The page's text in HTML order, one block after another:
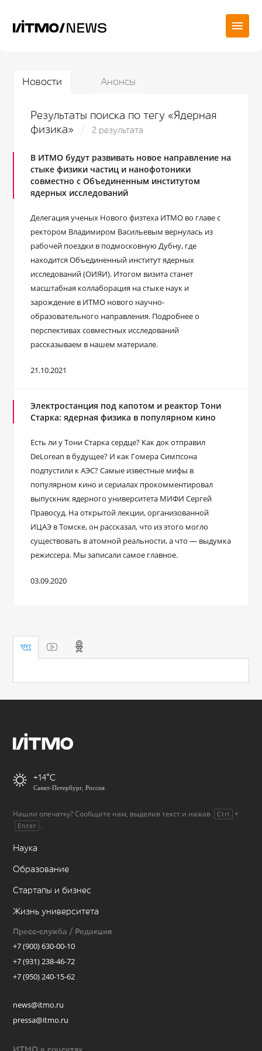
Новости Анонсы
Результаты поиска по тегу «Ядерная
физика»
2 результата
В ИТМО будут развивать новое направление на
стыке физики частиц и нанофотоники
совместно с Объединенным институтом
ядерных исследований
Делегация ученых Нового физтеха ИТМО во главе с
ректором Владимиром Васильевым вернулась из
рабочей поездки в подмосковную Дубну, где
находится Объединенный институт ядерных
исследований (ОИЯИ). Итогом визита станет
масштабная коллаборация на стыке наук и
зарождение в ИТМО нового научно-
образовательного направления. Подробнее о
перспективах совместных исследований
рассказываем в нашем материале.
21.10.2021
Электростанция под капотом и реактор Тони
Старка: ядерная физика в популярном кино
Есть ли у Тони Старка сердце? Как док отправил
DeLorean в будущее? И как Гомера Симпсона
подпустили к АЭС? Самые известные мифы в
популярном кино и сериалах прокомментировал
выпускник ядерного университета МИФИ Сергей
Правосуд. На открытой лекции, организованной
ИЦАЭ в Томске, он рассказал, что из этого могло
существовать в атомной реальности, а что ― выдумка
режиссера. Мы записали самое главное.
03.09.2020
+14
Санкт-Петербург, Россия
Нашли опечатку? Сообщите нам, выделив текст и нажав Ctrl +
Enter .
Наука
Образование
Стартапы и бизнес
Жизнь университета
Пресс-служба / Редакция
+7 (900) 630-00-10
+7 (931) 238-46-72
+7 (950) 240-15-62
news@itmo.ru
pressa@itmo.ru